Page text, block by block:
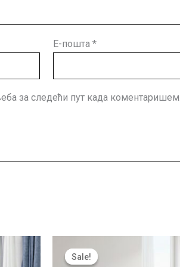
Е-пошта *
за следећи пут када коментаришем.
Тренутна
Sale!
Sale!